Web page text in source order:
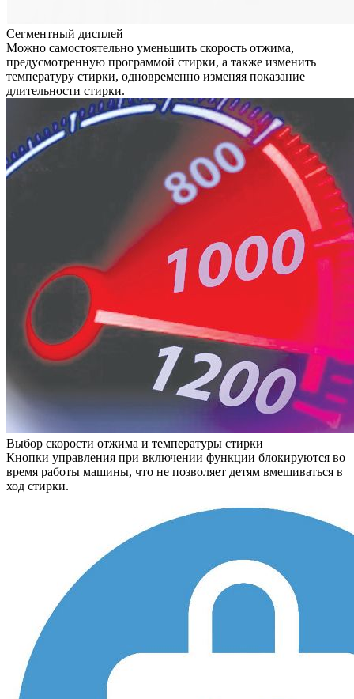
Сегментный дисплей
Можно самостоятельно уменьшить скорость отжима,
предусмотренную программой стирки, а также изменить
температуру стирки, одновременно изменяя показание
длительности стирки.
Выбор скорости отжима и температуры стирки
Кнопки управления при включении функции блокируются во
время работы машины, что не позволяет детям вмешиваться в
ход стирки.